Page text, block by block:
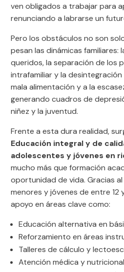
ven obligados a trabajar para
renunciando a labrarse un
Pero los obstáculos no son
pesan las dinámicas familiares:
queridos, la separación de los
intrafamiliar y la desintegración
mala alimentación y a la
generando cuadros de
niñez y la juventud.
Frente a esta dura realidad,
Educación integral y de
adolescentes y jóvenes en
mucho más que formación
oportunidad de vida. Gracias
menores y jóvenes de entre 12
apoyo en áreas clave como:
Educación alternativa en
Reforzamiento en áreas
Talleres de cálculo y
Atención médica y